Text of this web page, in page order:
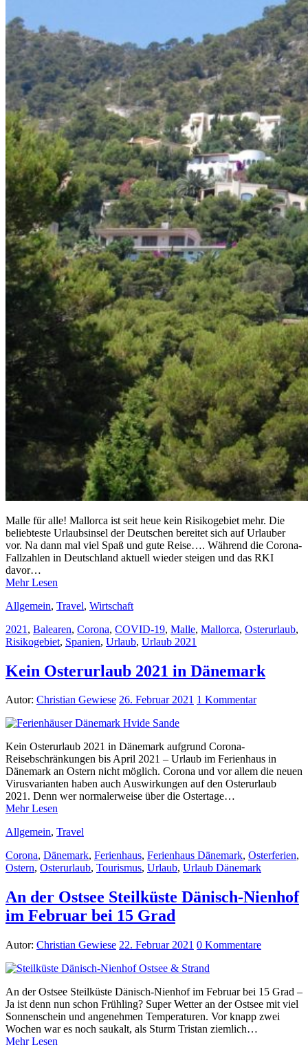
Malle für alle! Mallorca ist seit heue kein Risikogebiet mehr. Die
beliebteste Urlaubsinsel der Deutschen bereitet sich auf Urlauber
vor. Na dann mal viel Spaß und gute Reise…. Während die Corona-
Fallzahlen in Deutschland aktuell wieder steigen und das RKI
davor…
Mehr Lesen
Allgemein, Travel, Wirtschaft
2021 , Balearen, Corona, COVID-19, Malle, Mallorca, Osterurlaub,
Risikogebiet, Spanien, Urlaub, Urlaub 2021
Kein Osterurlaub 2021 in Dänemark
Autor: Christian Gewiese 26. Februar 2021 1 Kommentar
Kein Osterurlaub 2021 in Dänemark aufgrund Corona-
Reisebschränkungen bis April 2021 – Urlaub im Ferienhaus in
Dänemark an Ostern nicht möglich. Corona und vor allem die neuen
Virusvarianten haben auch Auswirkungen auf den Osterurlaub
2021. Denn wer normalerweise über die Ostertage…
Mehr Lesen
Allgemein, Travel
Corona, Dänemark, Ferienhaus, Ferienhaus Dänemark, Osterferien,
Ostern, Osterurlaub, Tourismus, Urlaub, Urlaub Dänemark
An der Ostsee Steilküste Dänisch-Nienhof
im Februar bei 15 Grad
Autor: Christian Gewiese 22. Februar 2021 0 Kommentare
An der Ostsee Steilküste Dänisch-Nienhof im Februar bei 15 Grad –
Ja ist denn nun schon Frühling? Super Wetter an der Ostsee mit viel
Sonnenschein und angenehmen Temperaturen. Vor knapp zwei
Wochen war es noch saukalt, als Sturm Tristan ziemlich…
Mehr Lesen